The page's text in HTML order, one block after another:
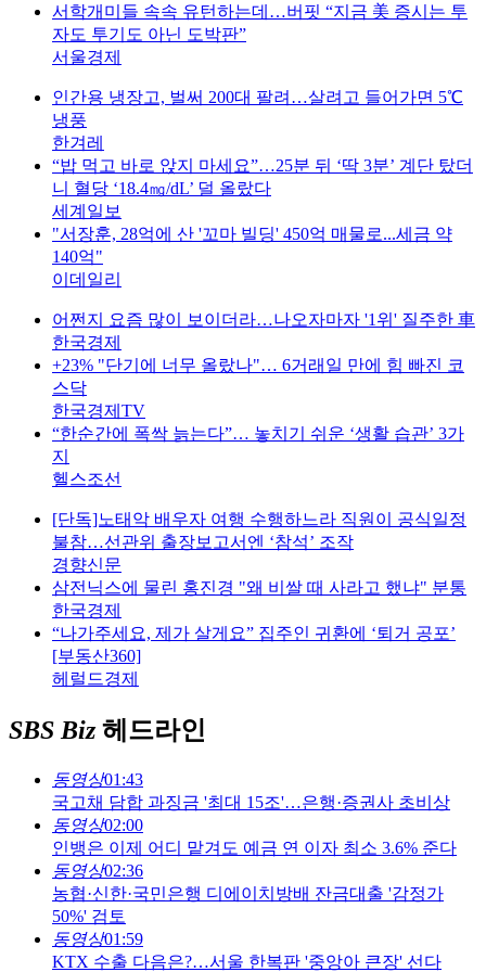
서학개미들 속속 유턴하는데…버핏 “지금 美 증시는 투
자도 투기도 아닌 도박판”
서울경제
인간용 냉장고, 벌써 200대 팔려…살려고 들어가면 5℃
냉풍
한겨레
“밥 먹고 바로 앉지 마세요”…25분 뒤 ‘딱 3분’ 계단 탔더
니 혈당 ‘18.4㎎/dL’ 덜 올랐다
세계일보
"서장훈, 28억에 산 '꼬마 빌딩' 450억 매물로...세금 약
140억"
이데일리
어쩐지 요즘 많이 보이더라…나오자마자 '1위' 질주한 車
한국경제
+23% "단기에 너무 올랐나"… 6거래일 만에 힘 빠진 코
스닥
한국경제TV
“한순간에 폭싹 늙는다”… 놓치기 쉬운 ‘생활 습관’ 3가
지
헬스조선
[단독]노태악 배우자 여행 수행하느라 직원이 공식일정
불참…선관위 출장보고서엔 ‘참석’ 조작
경향신문
삼전닉스에 물린 홍진경 "왜 비쌀 때 사라고 했냐" 분통
한국경제
“나가주세요, 제가 살게요” 집주인 귀환에 ‘퇴거 공포’
[부동산360]
헤럴드경제
SBS Biz헤드라인
동영상01:43
국고채 담합 과징금 '최대 15조'…은행·증권사 초비상
동영상02:00
인뱅은 이제 어디 맡겨도 예금 연 이자 최소 3.6% 준다
동영상02:36
농협·신한·국민은행 디에이치방배 잔금대출 '감정가
50%' 검토
동영상01:59
KTX 수출 다음은?…서울 한복판 '중앙아 큰장' 선다